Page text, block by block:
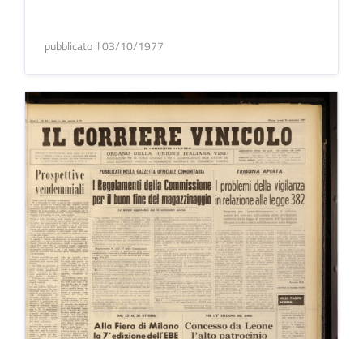
pubblicato il 03/10/1977